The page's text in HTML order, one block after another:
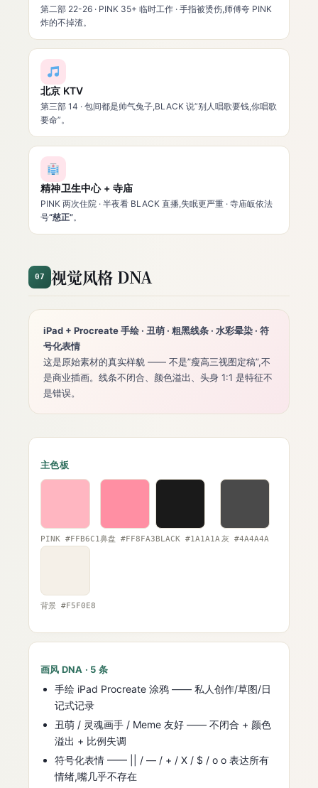
第二部 22-26 · PINK 35+ 临时工作 · 手指被烫伤,师傅夸 PINK
炸的不掉渣。
北京 KTV
第三部 14 · 包间都是帅气兔子,BLACK 说”别人唱歌要钱,你唱歌
要命”。
精神卫生中心 + 寺庙
PINK 两次住院 · 半夜看 BLACK 直播,失眠更严重 · 寺庙皈依法
号“慈正”。
07 视觉风格 DNA
iPad + Procreate 手绘 · 丑萌 · 粗黑线条 · 水彩晕染 · 符
号化表情
这是原始素材的真实样貌 —— 不是”瘦高三视图定稿”,不
是商业插画。线条不闭合、颜色溢出、头身 1:1 是特征不
是错误。
主色板
PINK #FFB6C1鼻盘 #FF8FA3BLACK #1A1A1A 灰 #4A4A4A
背景 #F5F0E8
画风 DNA · 5 条
手绘 iPad Procreate 涂鸦 —— 私人创作/草图/日
记式记录
丑萌 / 灵魂画手 / Meme 友好 —— 不闭合 + 颜色
溢出 + 比例失调
符号化表情 —— || / — / + / X / $ / o o 表达所有
情绪,嘴几乎不存在